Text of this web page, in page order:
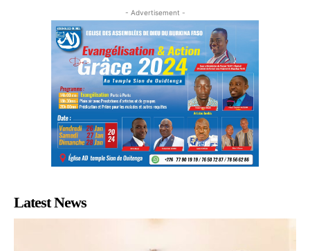
- Advertisement -
Latest News